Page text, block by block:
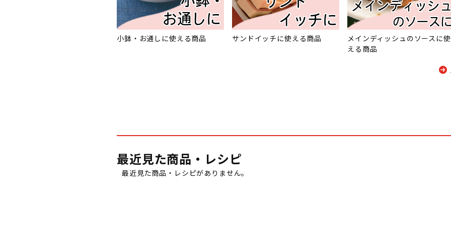
小鉢・お通しに使える商品 サンドイッチに使える商品
メインディッシュのソースに使
える商品
最近見た商品・レシピ
最近見た商品・レシピがありません。